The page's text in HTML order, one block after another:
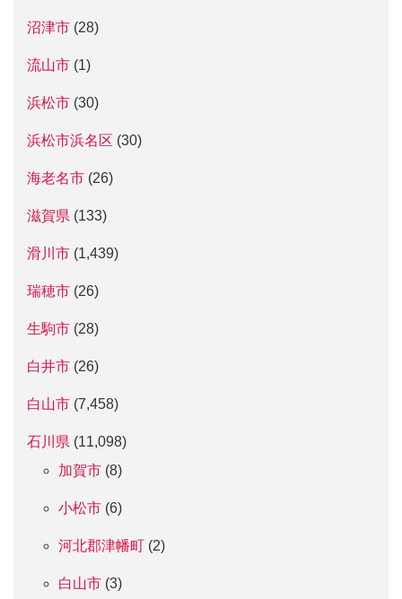
沼津市 (28)
流山市 (1)
浜松市 (30)
浜松市浜名区 (30)
海老名市 (26)
滋賀県 (133)
滑川市 (1,439)
瑞穂市 (26)
生駒市 (28)
白井市 (26)
白山市 (7,458)
石川県 (11,098)
加賀市 (8)
小松市 (6)
河北郡津幡町 (2)
白山市 (3)